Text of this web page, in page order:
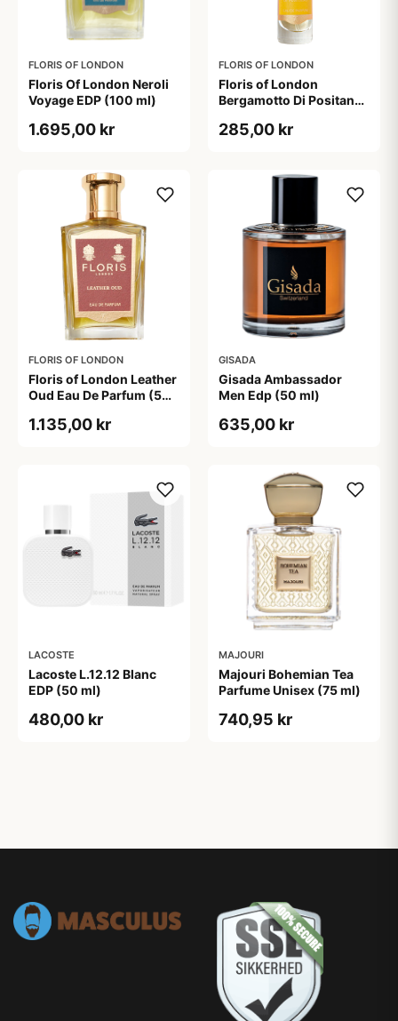
FLORIS OF LONDON
Floris Of London Neroli
Voyage EDP (100 ml)
1.695,00 kr
FLORIS OF LONDON
Floris of London
Bergamotto Di Positano
285,00 kr
FLORIS OF LONDON
Floris of London Leather
Oud Eau De Parfum (50
1.135,00 kr
GISADA
Gisada Ambassador
Men Edp (50 ml)
635,00 kr
LACOSTE
Lacoste L.12.12 Blanc
EDP (50 ml)
480,00 kr
MAJOURI
Majouri Bohemian Tea
Parfume Unisex (75 ml)
740,95 kr